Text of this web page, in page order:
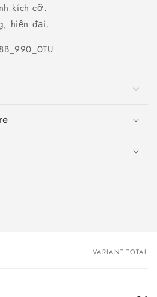
kích cỡ.
hiện đại.
VARIANT TOTAL